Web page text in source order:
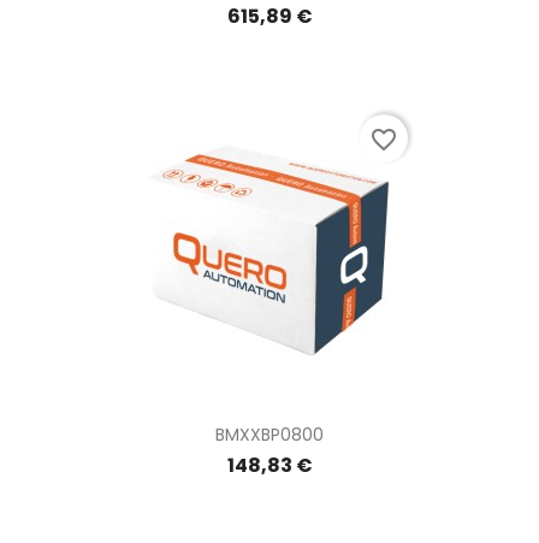
615,89 €
BMXXBP0800
148,83 €
favorite_border